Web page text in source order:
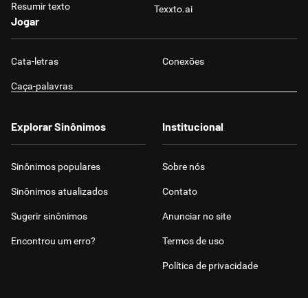
Resumir texto Texxto.ai
Jogar
Cata-letras Conexões
Caça-palavras
Explorar Sinônimos
Sinônimos populares
Sinônimos atualizados
Sugerir sinônimos
Encontrou um erro?
Institucional
Sobre nós
Contato
Anunciar no site
Termos de uso
Política de privacidade